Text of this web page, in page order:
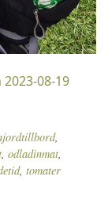
08-19
,
odladinmat
, tomater